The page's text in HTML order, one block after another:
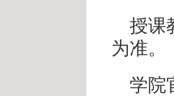
授课
为准。
学院